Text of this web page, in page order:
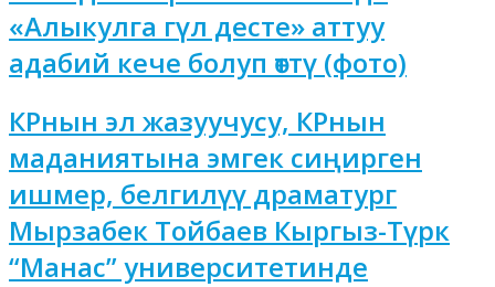
«Алыкулга гүл десте» аттуу
адабий кече болуп өттү (фото)
КРнын эл жазуучусу, КРнын
маданиятына эмгек сиңирген
ишмер, белгилүү драматург
Мырзабек Тойбаев Кыргыз-Түрк
“Манас” университетинде